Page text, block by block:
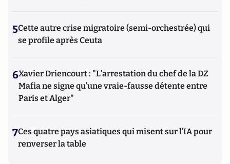
5Cette autre crise migratoire (semi-orchestrée) qui
se profile après Ceuta
6Xavier Driencourt : "L’arrestation du chef de la DZ
Mafia ne signe qu’une vraie-fausse détente entre
Paris et Alger"
7Ces quatre pays asiatiques qui misent sur l’IA pour
renverser la table